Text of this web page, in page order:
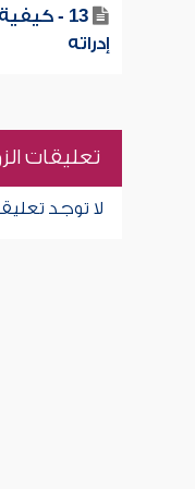
13 -
إدراته
تعليقات
لا توجد